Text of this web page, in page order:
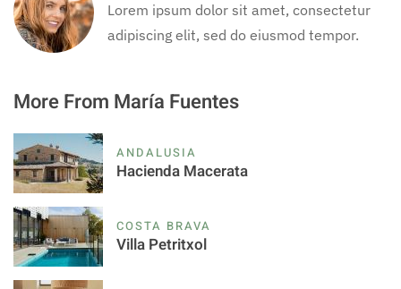
Lorem ipsum dolor sit amet, consectetur
adipiscing elit, sed do eiusmod tempor.
More From María Fuentes
ANDALUSIA
Hacienda Macerata
COSTA BRAVA
Villa Petritxol